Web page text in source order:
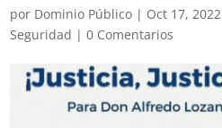
por Dominio Público | Oct 17, 2022
Seguridad |0 Comentarios